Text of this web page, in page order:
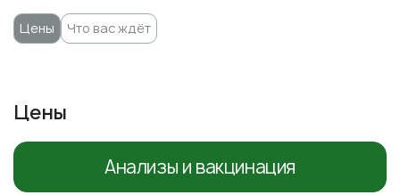
Цены Что вас ждёт
Цены
Анализы и вакцинация